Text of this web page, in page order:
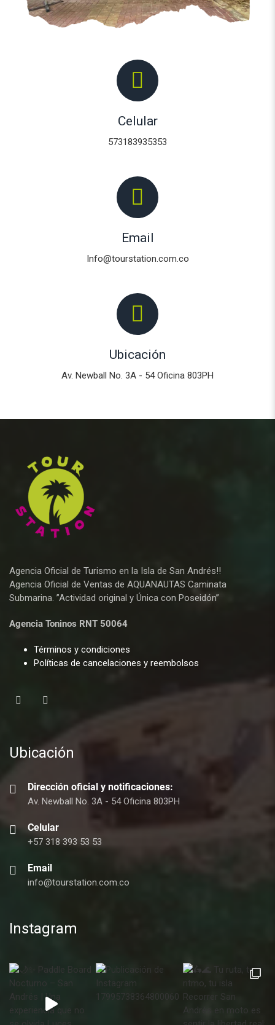
Celular
573183935353
Email
Info@tourstation.com.co
Ubicación
Av. Newball No. 3A - 54 Oficina 803PH
Agencia Oficial de Turismo en la Isla de San Andrés!!
Agencia Oficial de Ventas de AQUANAUTAS Caminata
Submarina. ”Actividad original y Única con Poseidón”
Agencia Toninos RNT 50064
Términos y condiciones
Políticas de cancelaciones y reembolsos
Ubicación
Dirección oficial y notificaciones:
Av. Newball No. 3A - 54 Oficina 803PH
Celular
+57 318 393 53 53
Email
info@tourstation.com.co
Instagram